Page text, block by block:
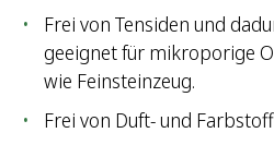
Frei von Tensiden und
geeignet für mikroporige
wie Feinsteinzeug.
Frei von Duft- und